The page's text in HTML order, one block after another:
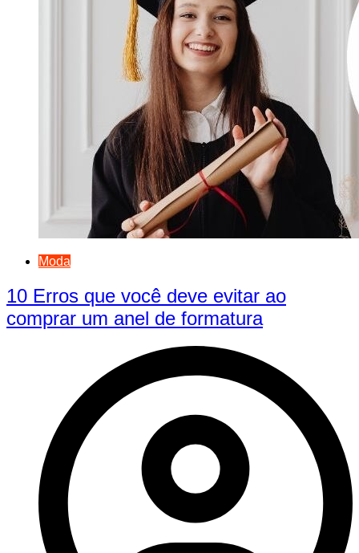
Moda
10 Erros que você deve evitar ao
comprar um anel de formatura